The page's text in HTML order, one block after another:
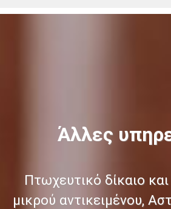
Άλλες
Πτωχευτικό δίκαιο
μικρού αντικειμένου,